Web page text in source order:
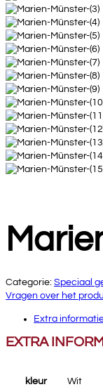
Categorie: Speciaal
Vragen over het
Extra
EXTRA
kleur Wit